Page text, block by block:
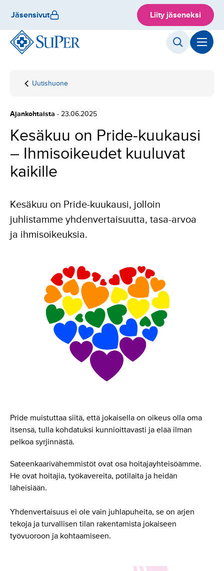
sisältöön
Jäsensivut Liity jäseneksi
Etusivu
Uutishuone
Kesäkuu on
Ihmisoikeudet
kuuluvat
kaikille
Ajankohtaista - 23.06.2025
Kesäkuu on Pride-kuukausi
– Ihmisoikeudet kuuluvat
kaikille
Kesäkuu on Pride-kuukausi, jolloin
juhlistamme yhdenvertaisuutta, tasa-arvoa
ja ihmisoikeuksia.
Pride muistuttaa siitä, että jokaisella on oikeus olla oma
itsensä, tulla kohdatuksi kunnioittavasti ja elää ilman
pelkoa syrjinnästä.
Sateenkaarivähemmistöt ovat osa hoitajayhteisöämme.
He ovat hoitajia, työkavereita, potilaita ja heidän
läheisiään.
Yhdenvertaisuus ei ole vain juhlapuheita, se on arjen
tekoja ja turvallisen tilan rakentamista jokaiseen
työvuoroon ja kohtaamiseen.